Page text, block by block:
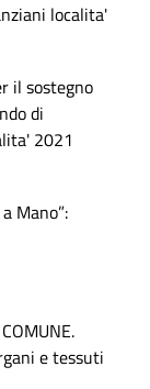
localita'
il sostegno
di
2021
Mano”:
e tessuti